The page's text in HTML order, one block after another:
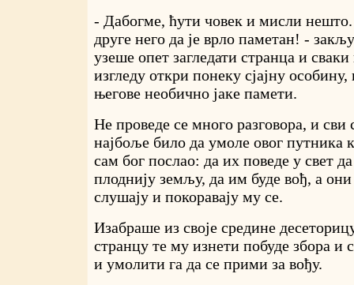
- Дабогме, ћути човек и мисли
друге него да је врло паметан! -
узеше опет загледати странца и
изгледу откри понеку сјајну
његове необично јаке памети.
Не проведе се много разговора, и сви
најбоље било да умоле овог путника
сам бог послао: да их поведе у свет
плоднију земљу, да им буде вођ, а они
слушају и покоравају му се.
Изабраше из своје средине
странцу те му изнети побуде збора и
и умолити га да се прими за вођу.